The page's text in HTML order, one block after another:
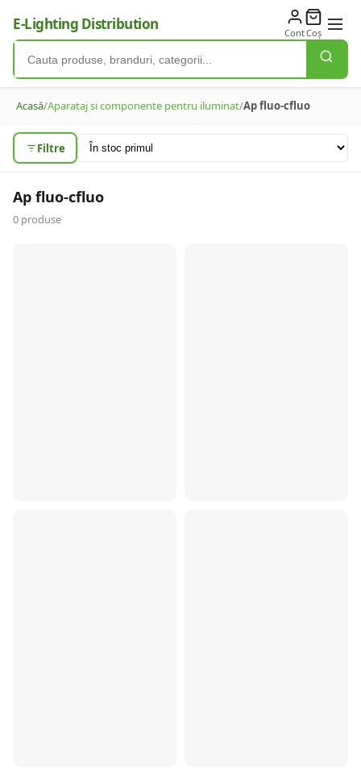
E-Lighting Distribution ContCoș
Acasă/Aparataj si componente pentru iluminat/Ap fluo-cfluo
Filtre
Ap fluo-cfluo
0 produse